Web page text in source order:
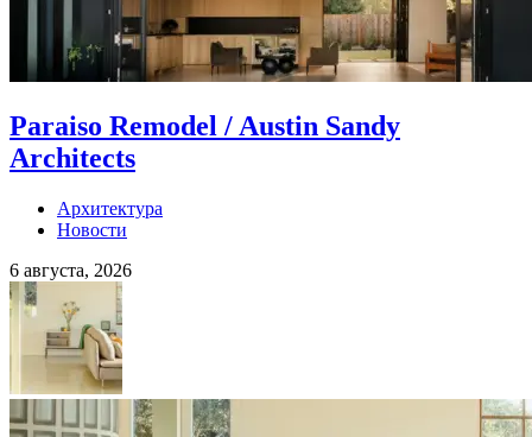
Paraiso Remodel / Austin Sandy
Architects
Архитектура
Новости
6 августа, 2026